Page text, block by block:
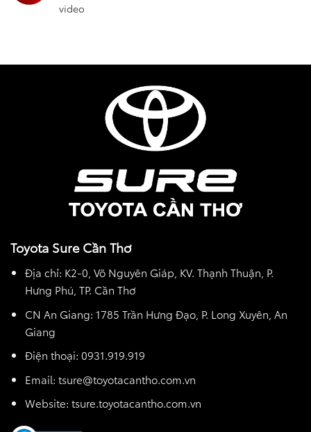
video
Toyota Sure Cần Thơ
Địa chỉ: K2-0, Võ Nguyên Giáp, KV. Thạnh Thuận, P.
Hưng Phú, TP. Cần Thơ
CN An Giang: 1785 Trần Hưng Đạo, P. Long Xuyên, An
Giang
Điện thoại: 0931.919.919
Email: tsure@toyotacantho.com.vn
Website: tsure.toyotacantho.com.vn